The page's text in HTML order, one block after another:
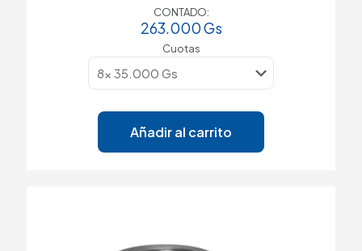
CONTADO:
263.000Gs
Cuotas
Añadir al carrito